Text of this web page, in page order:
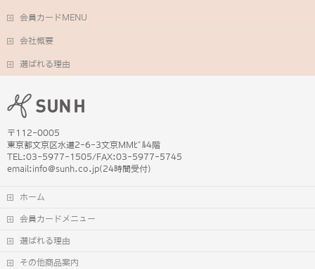
会員カードMENU
会社概要
選ばれる理由
〒112-0005
東京都文京区水道2-6-3文京MMﾋﾞﾙ4階
TEL:03-5977-1505/FAX:03-5977-5745
email:info@sunh.co.jp(24時間受付)
ホーム
会員カードメニュー
選ばれる理由
その他商品案内